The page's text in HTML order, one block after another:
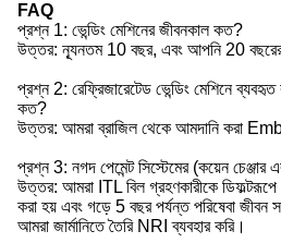
FAQ
প্রশ্ন 1: ভেন্ডিং মেশিনের জীবনকাল কত?
উত্তর: ন্যূনতম 10 বছর, এবং আপনি 20 বছরের
প্রশ্ন 2: রেফ্রিজারেটেড ভেন্ডিং মেশিনে ব্যবহৃত
কত?
উত্তর: আমরা ব্রাজিল থেকে আমদানি করা
প্রশ্ন 3: নগদ পেমেন্ট সিস্টেমের (কয়েন
উত্তর: আমরা ITL বিল গ্রহণকারীকে
করা হয় এবং গড়ে 5 বছর পর্যন্ত পরিষেবা জীবন
আমরা জার্মানিতে তৈরি NRI ব্যবহার করি।